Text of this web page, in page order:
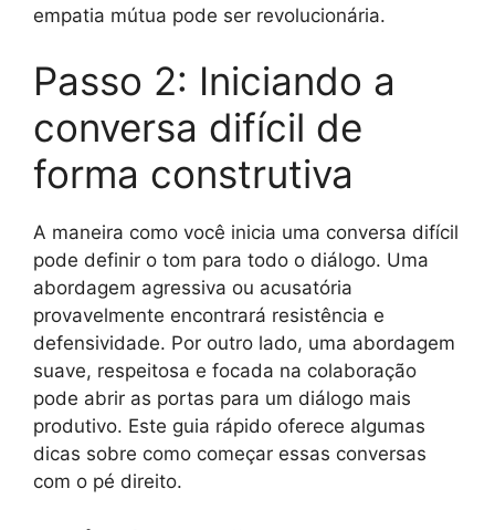
empatia mútua pode ser revolucionária.
Passo 2: Iniciando a
conversa difícil de
forma construtiva
A maneira como você inicia uma conversa difícil
pode definir o tom para todo o diálogo. Uma
abordagem agressiva ou acusatória
provavelmente encontrará resistência e
defensividade. Por outro lado, uma abordagem
suave, respeitosa e focada na colaboração
pode abrir as portas para um diálogo mais
produtivo. Este guia rápido oferece algumas
dicas sobre como começar essas conversas
com o pé direito.